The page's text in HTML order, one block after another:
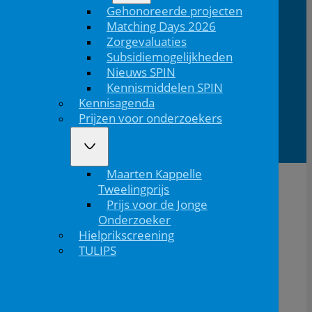
Gehonoreerde projecten
Matching Days 2026
Zorgevaluaties
Subsidiemogelijkheden
Nieuws SPIN
Kennismiddelen SPIN
Kennisagenda
Prijzen voor onderzoekers
Maarten Kappelle
Tweelingprijs
Prijs voor de Jonge
Onderzoeker
Hielprikscreening
TULIPS
Mercatorlaan
3528 BL
Utrecht
Volg ons via Linkedin
Volg ons via Instagram
Patiëntinformatie